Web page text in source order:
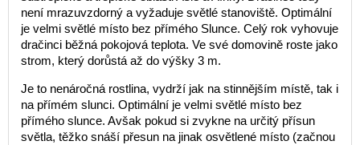
není mrazuvzdorný a vyžaduje světlé stanoviště. Optimální
je velmi světlé místo bez přímého Slunce. Celý rok vyhovuje
dračinci běžná pokojová teplota. Ve své domovině roste jako
strom, který dorůstá až do výšky 3 m.
Je to nenáročná rostlina, vydrží jak na stinnějším místě, tak i
na přímém slunci. Optimální je velmi světlé místo bez
přímého slunce. Avšak pokud si zvykne na určitý přísun
světla, těžko snáší přesun na jinak osvětlené místo (začnou